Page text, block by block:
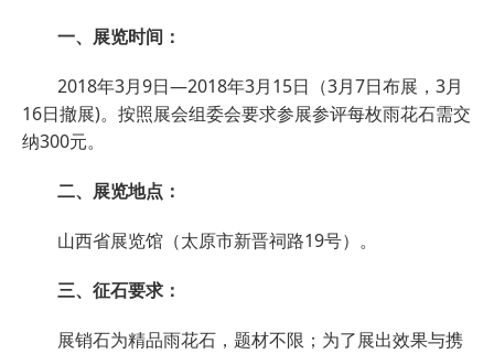
一、展览时间：
2018年3月9日—2018年3月15日（3月7日布展，3月
16日撤展)。按照展会组委会要求参展参评每枚雨花石需交
纳300元。
二、展览地点：
山西省展览馆（太原市新晋祠路19号）。
三、征石要求：
展销石为精品雨花石，题材不限；为了展出效果与携